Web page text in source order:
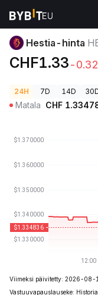
Kryptohinnat
Hestia-hinta
CHF1.33-
24H 7D 14D
Matala CHF
Viimeksi päivitetty: 2026-08-
Vastuuvapauslauseke: